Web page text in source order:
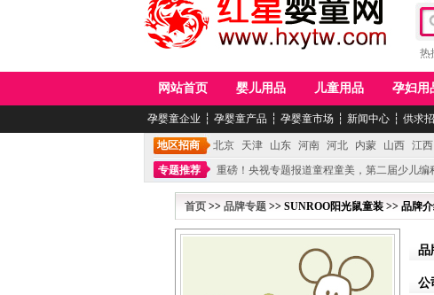
热
网站首页 婴儿用品 儿童用品 孕妇用
孕婴童企业 ┆ 孕婴童产品 ┆ 孕婴童市场 ┆ 新闻中心 ┆ 供求
地区招商 北京 天津 山东 河南 河北 内蒙 山西 江西
专题推荐
重磅！央视专题报道童程童美，第二届少儿编
不能再单纯地销售产品,而要向增强服务转型,毕竟母婴产品
首页 >> 品牌专题 >> SUNROO阳光鼠童装 >> 品牌
品
公